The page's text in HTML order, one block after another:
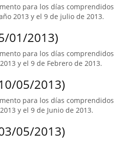
para los días comprendidos
2013 y el 9 de julio de 2013.
01/2013)
para los días comprendidos
y el 9 de Febrero de 2013.
05/2013)
para los días comprendidos
y el 9 de Junio de 2013.
05/2013)